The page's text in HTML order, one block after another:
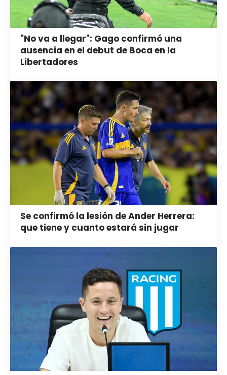
"No va a llegar": Gago confirmó una
ausencia en el debut de Boca en la
Libertadores
Se confirmó la lesión de Ander Herrera:
que tiene y cuanto estará sin jugar